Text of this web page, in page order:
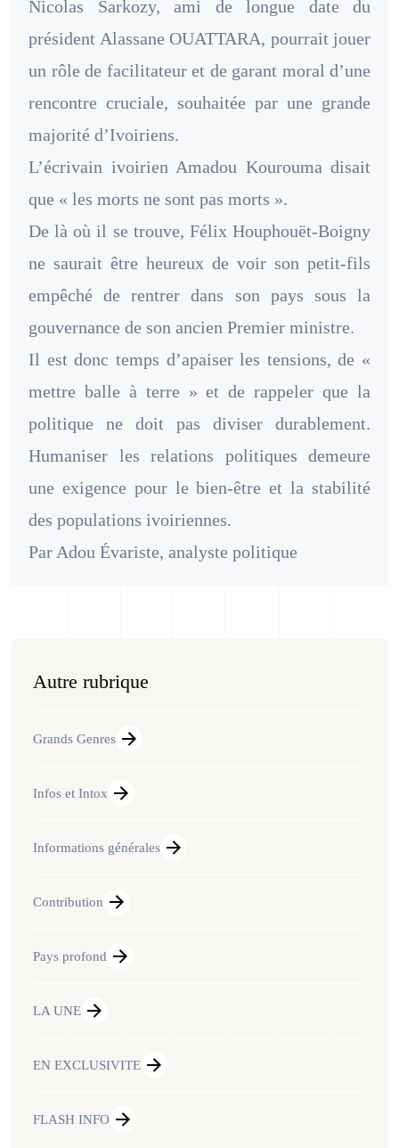
Nicolas Sarkozy, ami de longue date du
président Alassane OUATTARA, pourrait jouer
un rôle de facilitateur et de garant moral d’une
rencontre cruciale, souhaitée par une grande
majorité d’Ivoiriens.
L’écrivain ivoirien Amadou Kourouma disait
que « les morts ne sont pas morts ».
De là où il se trouve, Félix Houphouët-Boigny
ne saurait être heureux de voir son petit-fils
empêché de rentrer dans son pays sous la
gouvernance de son ancien Premier ministre.
Il est donc temps d’apaiser les tensions, de «
mettre balle à terre » et de rappeler que la
politique ne doit pas diviser durablement.
Humaniser les relations politiques demeure
une exigence pour le bien-être et la stabilité
des populations ivoiriennes.
Par Adou Évariste, analyste politique
Autre rubrique
Grands Genres
Infos et Intox
Informations générales
Contribution
Pays profond
LA UNE
EN EXCLUSIVITE
FLASH INFO